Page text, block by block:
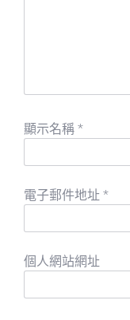
顯示名稱 *
電子郵件地址 *
個人網站網址